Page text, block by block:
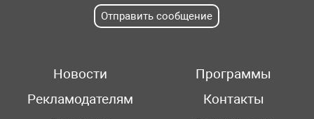
Отправить сообщение
Новости
Программы
Рекламодателям
Контакты